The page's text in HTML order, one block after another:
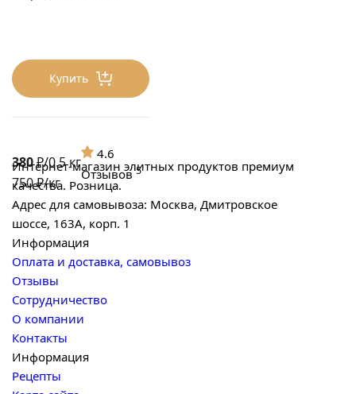
Купить
380₽/0.5 кг
750 ₽/кг
4.6
Отзывов5
Интернет-магазин элитных продуктов премиум
качества. Розница.
Адрес для самовывоза: Москва, Дмитровское
шоссе, 163А, корп. 1
Информация
Оплата и доставка, самовывоз
Отзывы
Сотрудничество
О компании
Контакты
Информация
Рецепты